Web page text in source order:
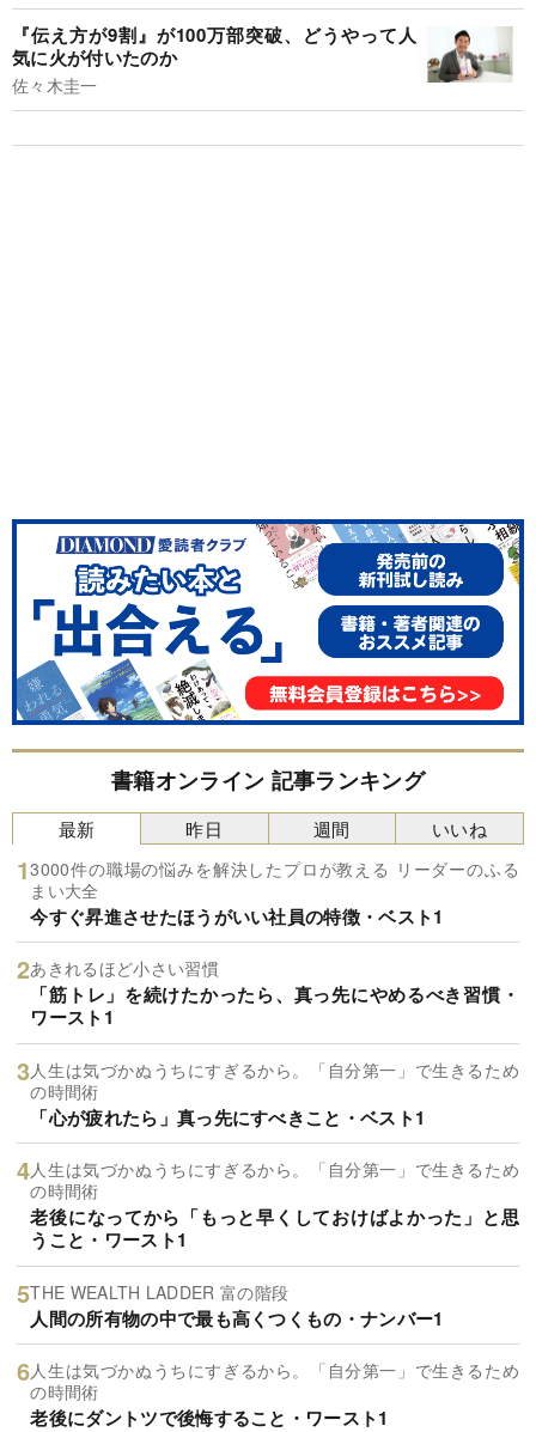
『伝え方が9割』が100万部突破、どうやって人
気に火が付いたのか
佐々木圭一
書籍オンライン 記事ランキング
最新
3000件の職場の悩みを解決したプロが教える リーダーのふる
まい大全
今すぐ昇進させたほうがいい社員の特徴・ベスト1
あきれるほど小さい習慣
「筋トレ」を続けたかったら、真っ先にやめるべき習慣・
ワースト1
人生は気づかぬうちにすぎるから。「自分第一」で生きるため
の時間術
「心が疲れたら」真っ先にすべきこと・ベスト1
人生は気づかぬうちにすぎるから。「自分第一」で生きるため
の時間術
老後になってから「もっと早くしておけばよかった」と思
うこと・ワースト1
THE WEALTH LADDER 富の階段
人間の所有物の中で最も高くつくもの・ナンバー1
人生は気づかぬうちにすぎるから。「自分第一」で生きるため
の時間術
老後にダントツで後悔すること・ワースト1
昨日 週間 いいね